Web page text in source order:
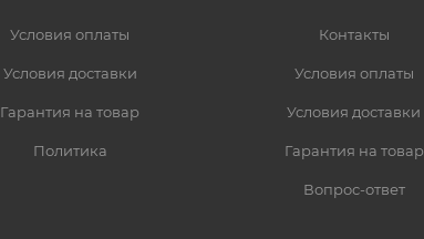
Условия оплаты
Условия доставки
Гарантия на товар
Политика
Контакты
Условия оплаты
Условия доставки
Гарантия на товар
Вопрос-ответ